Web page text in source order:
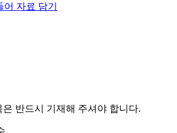
자료 담기
은 반드시 기재해 주셔야 합니다.